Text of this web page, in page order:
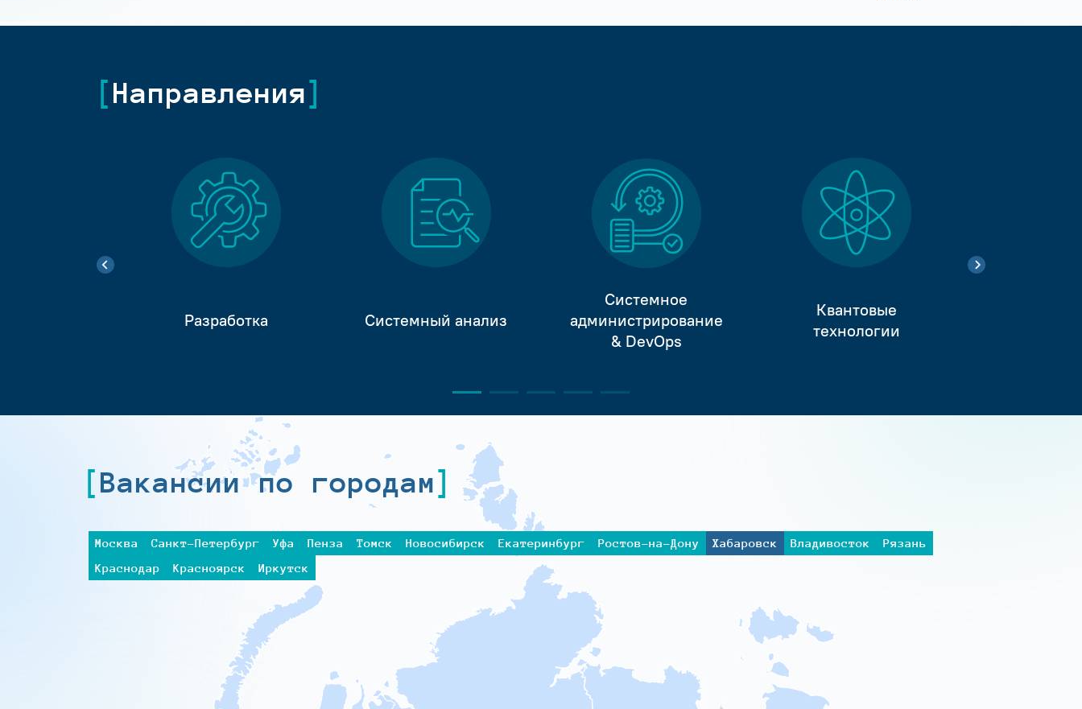
Направления
Разработка Системный анализ
Системное
администрирование
& DevOps
Квантовые
технологии
Вакансии по городам
Москва Санкт-Петербург Уфа Пенза Томск Новосибирск Екатеринбург Ростов-на-Дону Хабаровск Владивосток
Рязань
Краснодар
Красноярск Иркутск